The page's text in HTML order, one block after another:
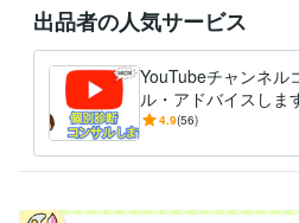
出品者の人気サービス
YouTubeチャンネル
ル・アドバイスしま
タレント事務所で開
した
4.9(56)